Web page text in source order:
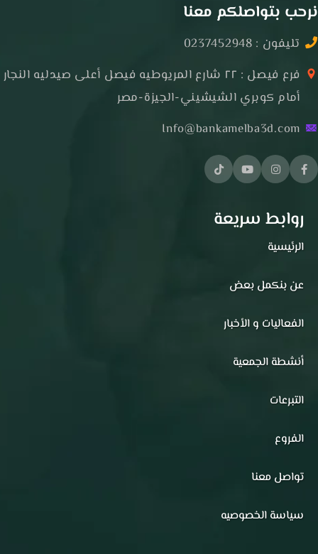
نرحب بتواصلكم معنا
تليفون : 0237452948
فرع فيصل : ٢٢ شارع المريوطيه فيصل أعلى صيدليه النجار
أمام كوبري الشيشيني-الجيزة-مصر
Info@bankamelba3d.com
روابط سريعة
الرئيسية
عن بنكمل بعض
الفعاليات و الأخبار
أنشطة الجمعية
التبرعات
الفروع
تواصل معنا
سياسة الخصوصيه